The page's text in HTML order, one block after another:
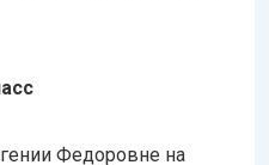
Федоровне на